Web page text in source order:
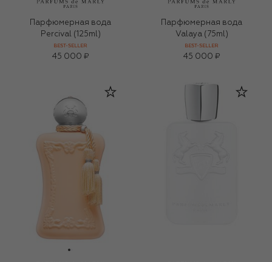
Парфюмерная вода
Percival (125ml)
BEST-SELLER
45 000 ₽
Парфюмерная вода
Valaya (75ml)
BEST-SELLER
45 000 ₽